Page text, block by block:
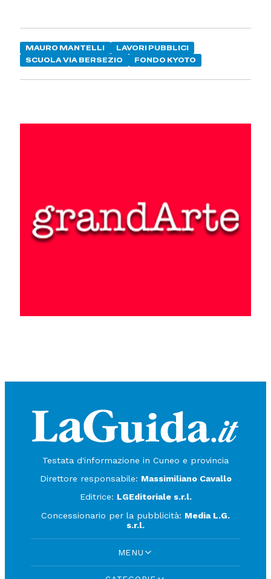
MAURO MANTELLI
LAVORI PUBBLICI
SCUOLA VIA BERSEZIO
FONDO KYOTO
Testata d'informazione in Cuneo e provincia
Direttore responsabile: Massimiliano Cavallo
Editrice: LGEditoriale s.r.l.
Concessionario per la pubblicità: Media L.G.
s.r.l.
MENU